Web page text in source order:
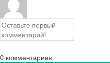
0 комментариев